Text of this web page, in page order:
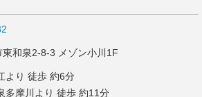
東和泉2-8-3 メゾン小川1F
より 徒歩 約6分
多摩川より 徒歩 約11分